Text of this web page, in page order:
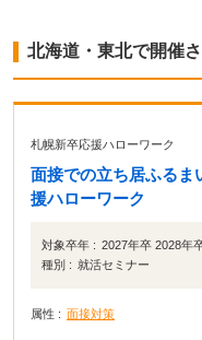
北海道・東北で開催
札幌新卒応援ハローワーク
面接での立ち居ふる
援ハローワーク
対象卒年 : 2027年卒 2028年
種別 : 就活セミナー
属性 : 面接対策